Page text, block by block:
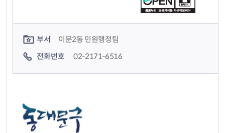
부서
이문2동 민원행정팀
전화번호
02-2171-6516